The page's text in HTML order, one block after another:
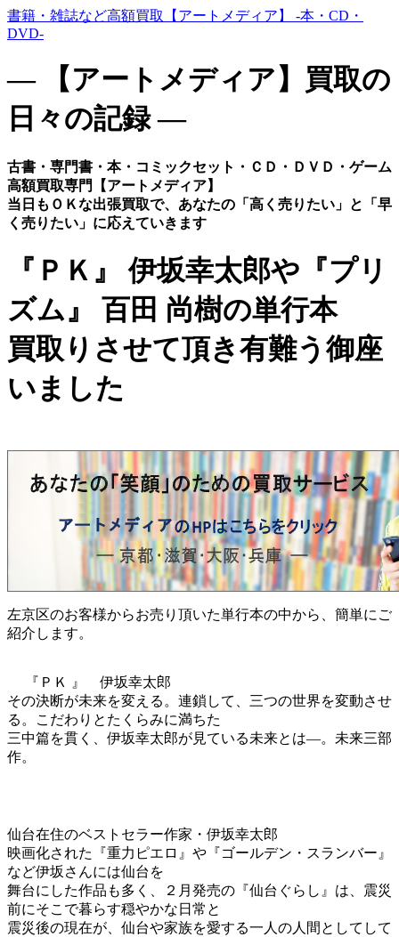
書籍・雑誌など高額買取【アートメディア】 -本・CD・
DVD-
― 【アートメディア】買取の
日々の記録 ―
古書・専門書・本・コミックセット・ＣＤ・ＤＶＤ・ゲーム
高額買取専門【アートメディア】
当日もＯＫな出張買取で、あなたの「高く売りたい」と「早
く売りたい」に応えていきます
『ＰＫ』 伊坂幸太郎や『プリ
ズム』 百田 尚樹の単行本
買取りさせて頂き有難う御座
いました
左京区のお客様からお売り頂いた単行本の中から、簡単にご
紹介します。
『ＰＫ 』 伊坂幸太郎
その決断が未来を変える。連鎖して、三つの世界を変動させ
る。こだわりとたくらみに満ちた
三中篇を貫く、伊坂幸太郎が見ている未来とは―。未来三部
作。
仙台在住のベストセラー作家・伊坂幸太郎
映画化された『重力ピエロ』や『ゴールデン・スランバー』
など伊坂さんには仙台を
舞台にした作品も多く、２月発売の『仙台ぐらし』は、震災
前にそこで暮らす穏やかな日常と
震災後の現在が、仙台や家族を愛する一人の人間としてして